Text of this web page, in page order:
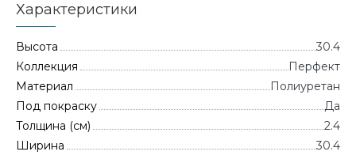
Характеристики
Высота
30.4
Коллекция
Перфект
Материал
Полиуретан
Под покраску
Да
Толщина (см)
2.4
Ширина
30.4